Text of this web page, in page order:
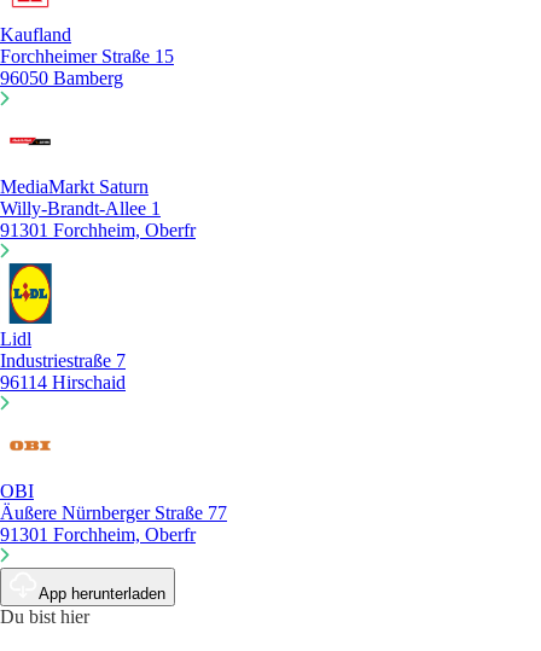
Kaufland
Forchheimer Straße 15
96050 Bamberg
MediaMarkt Saturn
Willy-Brandt-Allee 1
91301 Forchheim, Oberfr
Lidl
Industriestraße 7
96114 Hirschaid
OBI
Äußere Nürnberger Straße 77
91301 Forchheim, Oberfr
App herunterladen
Du bist hier